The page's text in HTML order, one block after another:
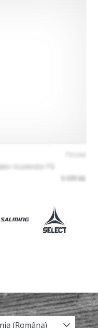
(Româna)